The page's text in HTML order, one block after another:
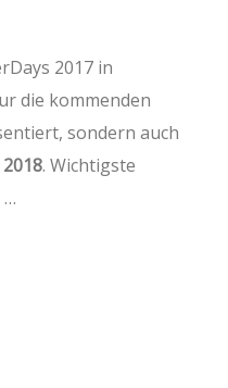
2017 in
die kommenden
sondern auch
. Wichtigste
…